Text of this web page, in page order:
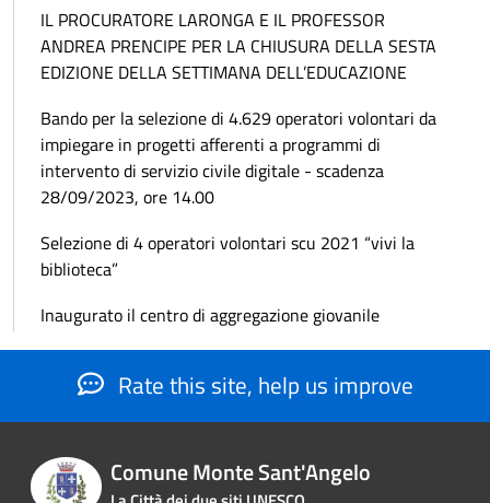
IL PROCURATORE LARONGA E IL PROFESSOR
ANDREA PRENCIPE PER LA CHIUSURA DELLA SESTA
EDIZIONE DELLA SETTIMANA DELL’EDUCAZIONE
Bando per la selezione di 4.629 operatori volontari da
impiegare in progetti afferenti a programmi di
intervento di servizio civile digitale - scadenza
28/09/2023, ore 14.00
Selezione di 4 operatori volontari scu 2021 “vivi la
biblioteca”
Inaugurato il centro di aggregazione giovanile
Rate this site, help us improve
Comune Monte Sant'Angelo